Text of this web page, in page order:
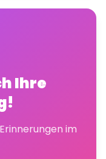
Ihre
im